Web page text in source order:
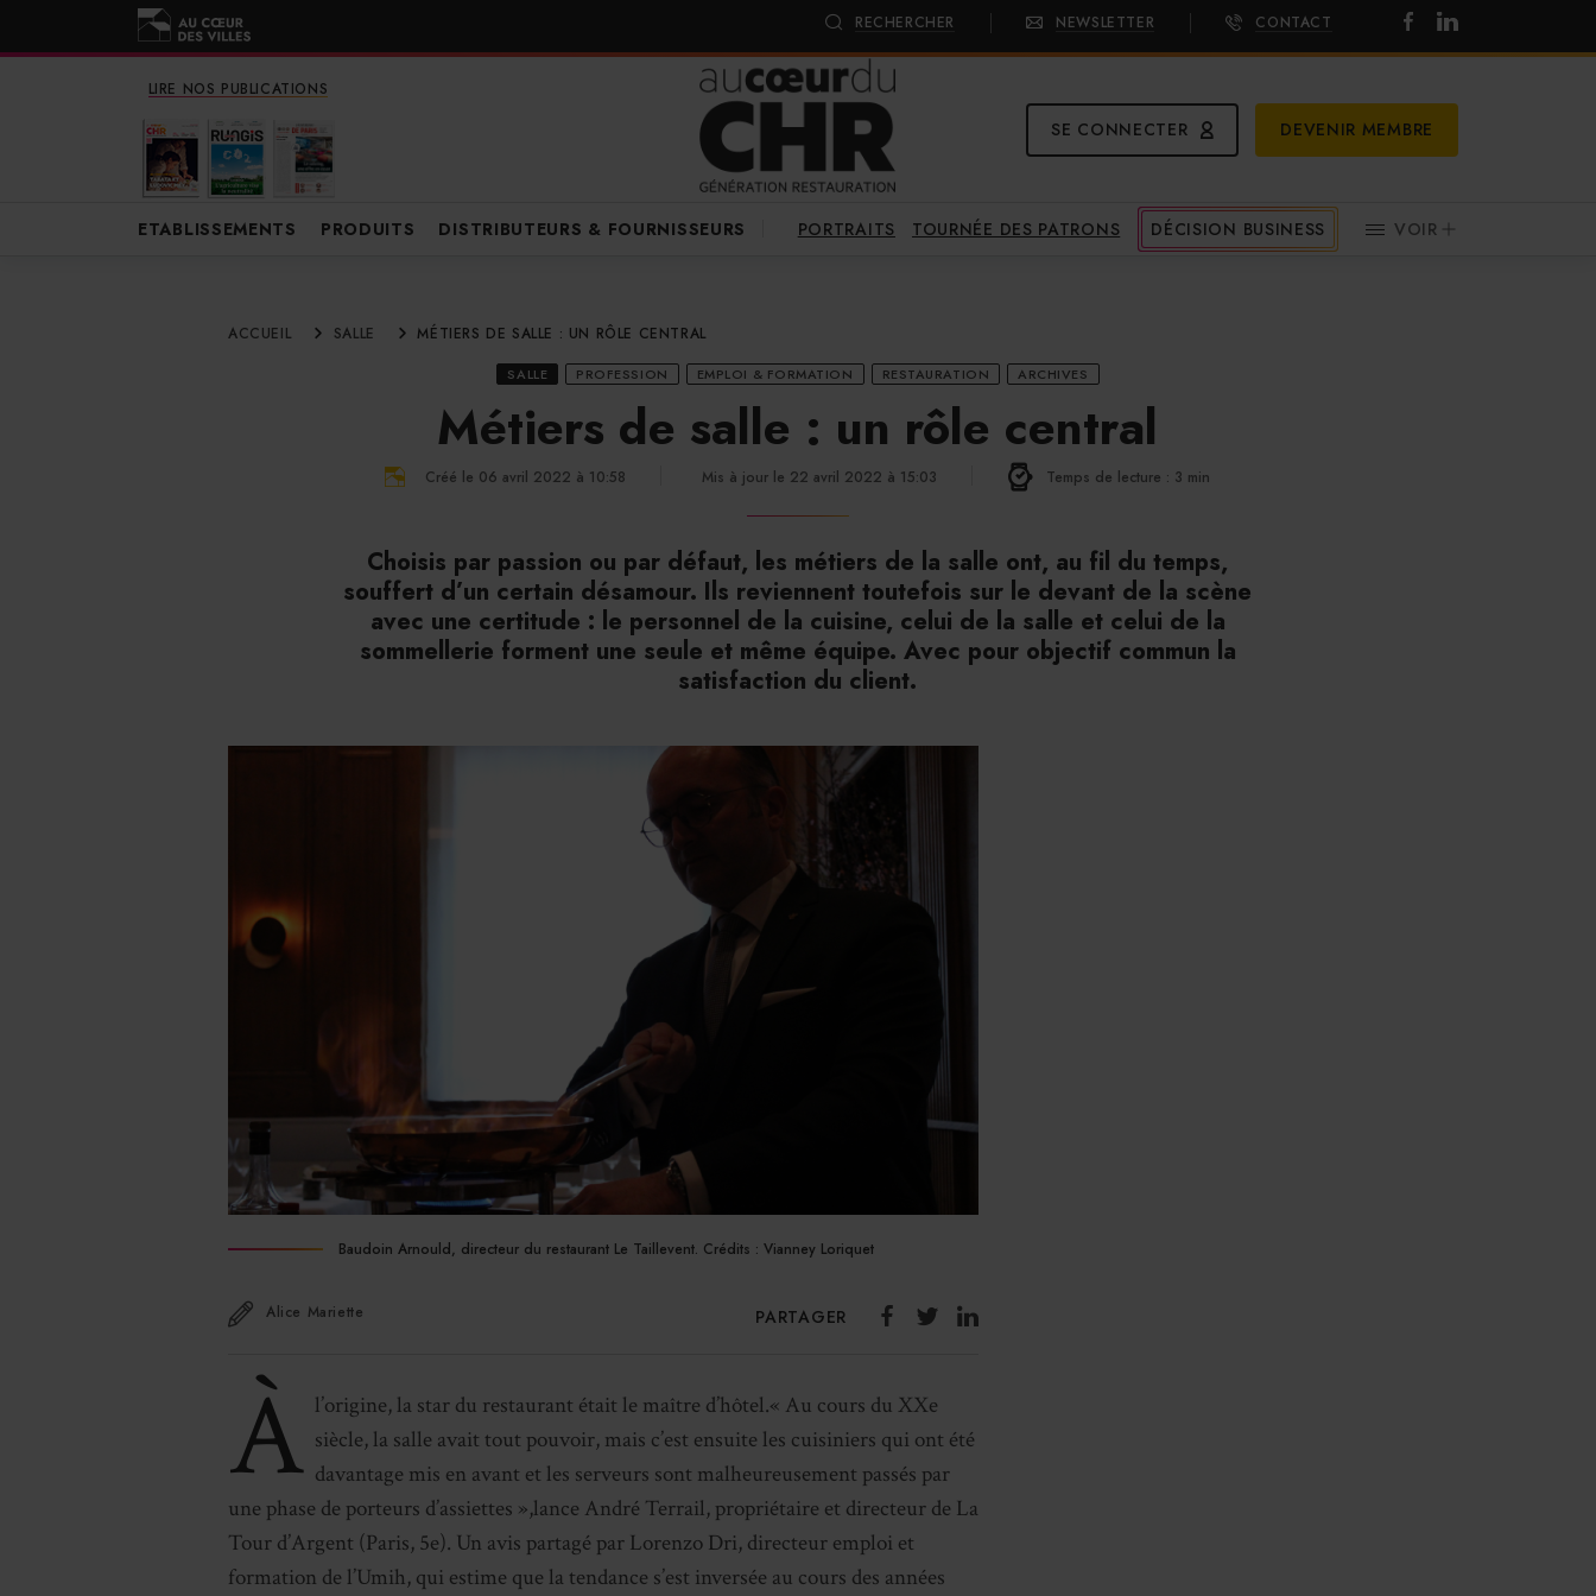
RECHERCHER NEWSLETTER CONTACT
LIRE NOS PUBLICATIONS
SE CONNECTER DEVENIR MEMBRE
ETABLISSEMENTS PRODUITS DISTRIBUTEURS & FOURNISSEURS PORTRAITS TOURNÉE DES PATRONS DÉCISION BUSINESS VOIR
ACCUEIL SALLE MÉTIERS DE SALLE : UN RÔLE CENTRAL
SALLE PROFESSION EMPLOI & FORMATION RESTAURATION ARCHIVES
Métiers de salle : un rôle central
Créé le 06 avril 2022 à 10:58 Mis à jour le 22 avril 2022 à 15:03 Temps de lecture : 3 min
Choisis par passion ou par défaut, les métiers de la salle ont, au fil du temps,
souffert d’un certain désamour. Ils reviennent toutefois sur le devant de la scène
avec une certitude : le personnel de la cuisine, celui de la salle et celui de la
sommellerie forment une seule et même équipe. Avec pour objectif commun la
satisfaction du client.
Baudoin Arnould, directeur du restaurant Le Taillevent. Crédits : Vianney Loriquet
Alice Mariette PARTAGER
À l’origine, la star du restaurant était le maître d’hôtel.« Au cours du XXe
siècle, la salle avait tout pouvoir, mais c’est ensuite les cuisiniers qui ont été
davantage mis en avant et les serveurs sont malheureusement passés par
une phase de porteurs d’assiettes »,lance André Terrail, propriétaire et directeur de La
Tour d’Argent (Paris, 5e). Un avis partagé par Lorenzo Dri, directeur emploi et
formation de l’Umih, qui estime que la tendance s’est inversée au cours des années